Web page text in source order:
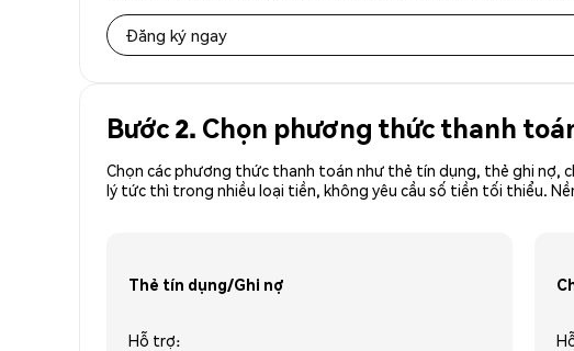
Đăng ký ngay
Bước 2. Chọn phương thức thanh
Chọn các phương thức thanh toán như thẻ tín dụng, thẻ ghi nợ,
lý tức thì trong nhiều loại tiền, không yêu cầu số tiền tối thiểu.
Thẻ tín dụng/Ghi nợ
Hỗ trợ: